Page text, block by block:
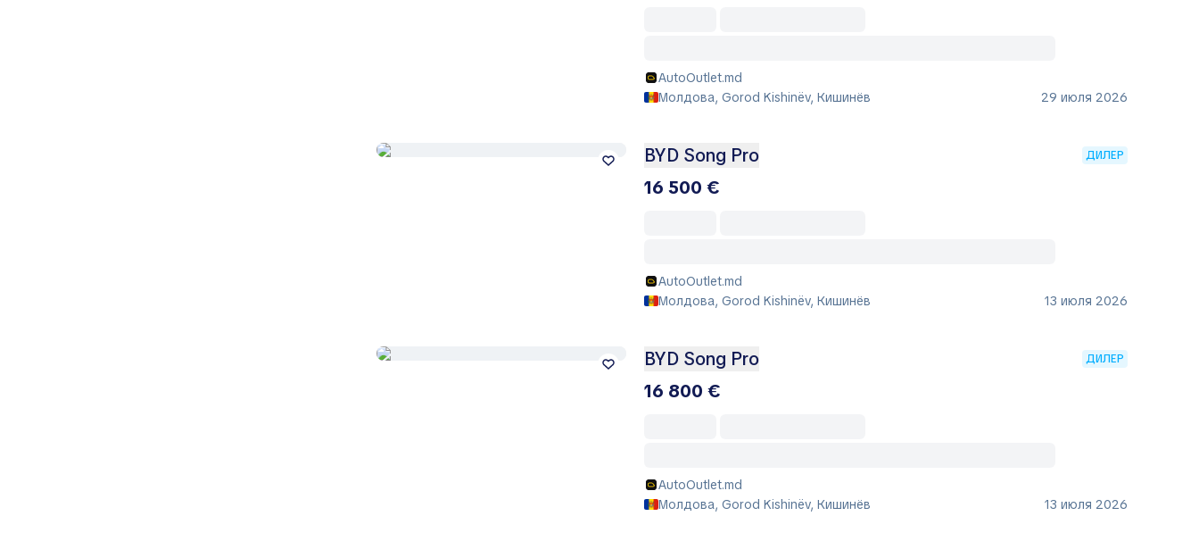
AutoOutlet.md
Молдова, Gorod Kishinëv, Кишинёв
29 июля 2026
BYD Song Pro ДИЛЕР
16 500 €
AutoOutlet.md
Молдова, Gorod Kishinëv, Кишинёв
13 июля 2026
BYD Song Pro ДИЛЕР
16 800 €
AutoOutlet.md
Молдова, Gorod Kishinëv, Кишинёв
13 июля 2026